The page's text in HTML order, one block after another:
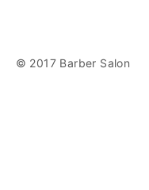
© 2017 Barber Salon